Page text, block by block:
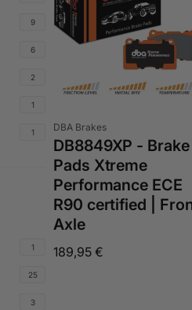
9
6
2
1
1
1
25
3
Anbieter:
DBA Brakes
DB8849XP - Brake
Pads Xtreme
Performance ECE
R90 certified |
Axle
Normaler
189,95 €